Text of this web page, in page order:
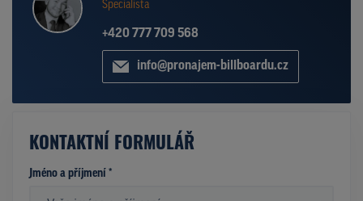
Specialista
+420 777 709 568
info@pronajem-billboardu.cz
KONTAKTNÍ FORMULÁŘ
Jméno a příjmení *